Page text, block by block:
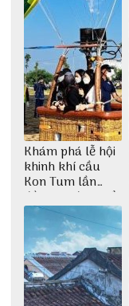
Khám phá lễ hội
khinh khí cầu
Kon Tum lần
đầu tiên được tổ
chức